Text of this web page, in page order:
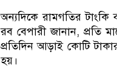
অন্যদিকে রামগতির
রব বেপারী জানান, প্রতি
প্রতিদিন আড়াই কোটি
হয়।